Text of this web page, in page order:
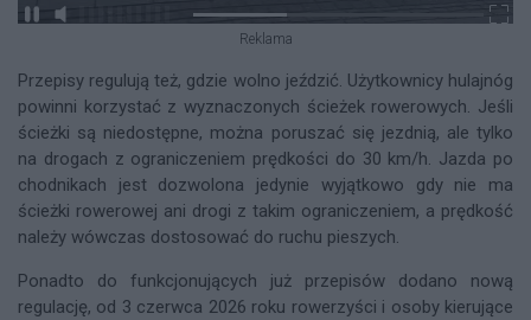
Reklama
Przepisy regulują też, gdzie wolno jeździć. Użytkownicy hulajnóg
powinni korzystać z wyznaczonych ścieżek rowerowych. Jeśli
ścieżki są niedostępne, można poruszać się jezdnią, ale tylko
na drogach z ograniczeniem prędkości do 30 km/h. Jazda po
chodnikach jest dozwolona jedynie wyjątkowo gdy nie ma
ścieżki rowerowej ani drogi z takim ograniczeniem, a prędkość
należy wówczas dostosować do ruchu pieszych.
Ponadto do funkcjonujących już przepisów dodano nową
regulację, od 3 czerwca 2026 roku rowerzyści i osoby kierujące